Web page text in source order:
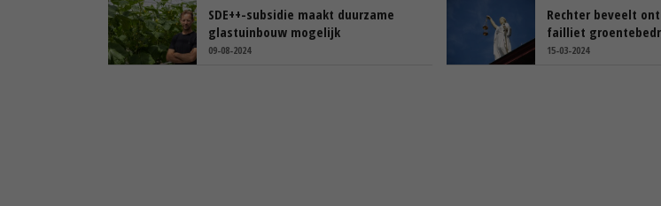
SDE++-subsidie maakt duurzame
glastuinbouw mogelijk
09-08-2024
Rechter beveelt
failliet
15-03-2024